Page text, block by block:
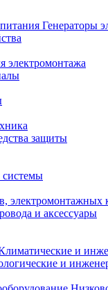
Генераторы
электромонтажа
защиты
системы
электромонтажных
и аксессуары
и
и